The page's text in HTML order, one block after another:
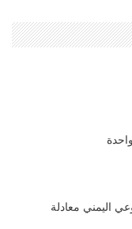
اليمني معادلة